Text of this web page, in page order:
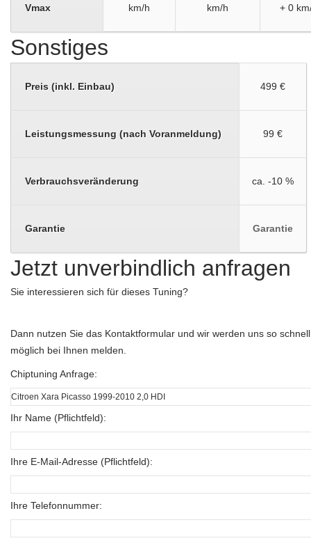
Vmax km/h km/h + 0
Sonstiges
Preis (inkl. Einbau) 499 €
Leistungsmessung (nach Voranmeldung) 99 €
Verbrauchsveränderung ca. -10 %
Garantie Garantie
Jetzt unverbindlich anfragen
Sie interessieren sich für dieses Tuning?
Dann nutzen Sie das Kontaktformular und wir werden uns so
möglich bei Ihnen melden.
Chiptuning Anfrage:
Ihr Name (Pflichtfeld):
Ihre E-Mail-Adresse (Pflichtfeld):
Ihre Telefonnummer: